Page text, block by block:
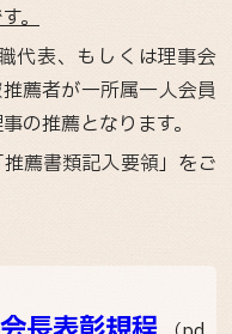
。
代表、もしくは理事会
薦者が一所属一人会員
の推薦となります。
薦書類記入要領」をご